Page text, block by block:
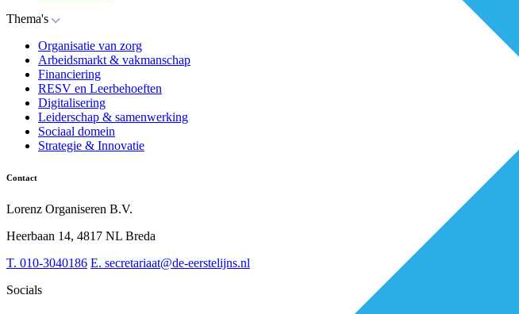
Thema's
Organisatie van zorg
Arbeidsmarkt & vakmanschap
Financiering
RESV en Leerbehoeften
Digitalisering
Leiderschap & samenwerking
Sociaal domein
Strategie & Innovatie
Contact
Lorenz Organiseren B.V.
Heerbaan 14, 4817 NL Breda
T. 010-3040186 E. secretariaat@de-eerstelijns.nl
Socials